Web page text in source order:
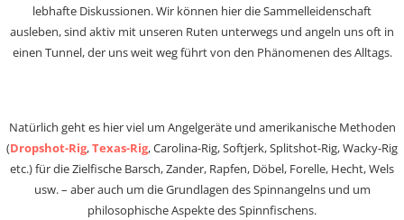
lebhafte Diskussionen. Wir können hier die Sammelleidenschaft
ausleben, sind aktiv mit unseren Ruten unterwegs und angeln uns oft in
einen Tunnel, der uns weit weg führt von den Phänomenen des Alltags.
Natürlich geht es hier viel um Angelgeräte und amerikanische Methoden
(Dropshot-Rig,Texas-Rig, Carolina-Rig, Softjerk, Splitshot-Rig, Wacky-Rig
etc.) für die Zielfische Barsch, Zander, Rapfen, Döbel, Forelle, Hecht, Wels
usw. – aber auch um die Grundlagen des Spinnangelns und um
philosophische Aspekte des Spinnfischens.